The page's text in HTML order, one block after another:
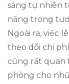
sáng tự nhiên
năng trong
Ngoài ra, việc
theo dõi chi
cũng rất quan
phòng cho